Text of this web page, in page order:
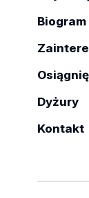
Biogram
Dyżury
Kontakt